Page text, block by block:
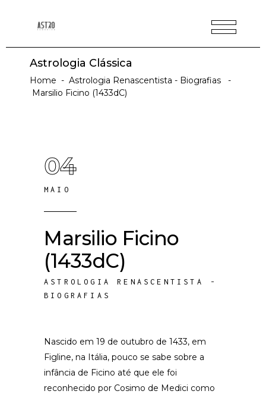
Astrologia Clássica
Home - Astrologia Renascentista - Biografias
-
Marsilio Ficino (1433dC)
04
MAIO
Marsilio Ficino
(1433dC)
ASTROLOGIA RENASCENTISTA -
BIOGRAFIAS
Nascido em 19 de outubro de 1433, em
Figline, na Itália, pouco se sabe sobre a
infância de Ficino até que ele foi
reconhecido por Cosimo de Medici como